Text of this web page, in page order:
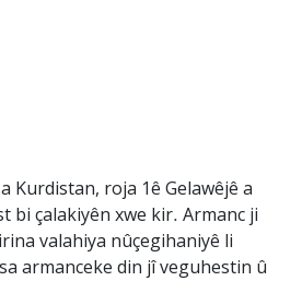
Kurdistan, roja 1ê Gelawêjê a
bi çalakiyên xwe kir. Armanc ji
valahiya nûçegihaniyê li
armanceke din jî veguhestin û